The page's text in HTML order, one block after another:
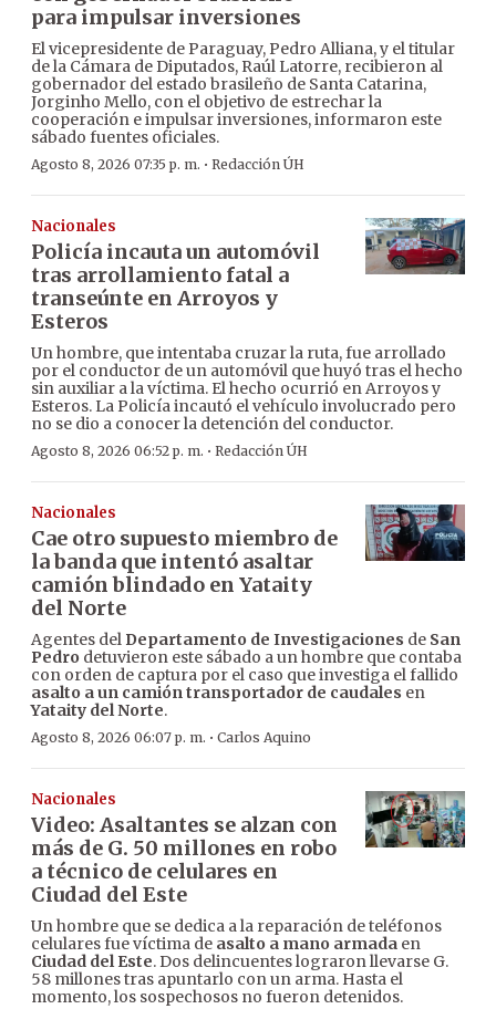
para impulsar inversiones
El vicepresidente de Paraguay, Pedro Alliana, y el titular
de la Cámara de Diputados, Raúl Latorre, recibieron al
gobernador del estado brasileño de Santa Catarina,
Jorginho Mello, con el objetivo de estrechar la
cooperación e impulsar inversiones, informaron este
sábado fuentes oficiales.
Agosto 8, 2026 07:35 p. m. · Redacción ÚH
Nacionales
Policía incauta un automóvil
tras arrollamiento fatal a
transeúnte en Arroyos y
Esteros
Un hombre, que intentaba cruzar la ruta, fue arrollado
por el conductor de un automóvil que huyó tras el hecho
sin auxiliar a la víctima. El hecho ocurrió en Arroyos y
Esteros. La Policía incautó el vehículo involucrado pero
no se dio a conocer la detención del conductor.
Agosto 8, 2026 06:52 p. m. · Redacción ÚH
Nacionales
Cae otro supuesto miembro de
la banda que intentó asaltar
camión blindado en Yataity
del Norte
Agentes del Departamento de Investigaciones de San
Pedro detuvieron este sábado a un hombre que contaba
con orden de captura por el caso que investiga el fallido
asalto a un camión transportador de caudales en
Yataity del Norte.
Agosto 8, 2026 06:07 p. m. · Carlos Aquino
Nacionales
Video: Asaltantes se alzan con
más de G. 50 millones en robo
a técnico de celulares en
Ciudad del Este
Un hombre que se dedica a la reparación de teléfonos
celulares fue víctima de asalto a mano armada en
Ciudad del Este. Dos delincuentes lograron llevarse G.
58 millones tras apuntarlo con un arma. Hasta el
momento, los sospechosos no fueron detenidos.